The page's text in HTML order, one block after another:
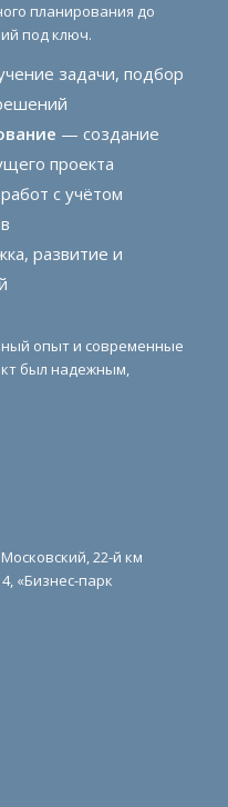
планирования до
под ключ.
задачи, подбор
— создание
проекта
с учётом
развитие и
опыт и современные
был надежным,
22-й км
«Бизнес-парк